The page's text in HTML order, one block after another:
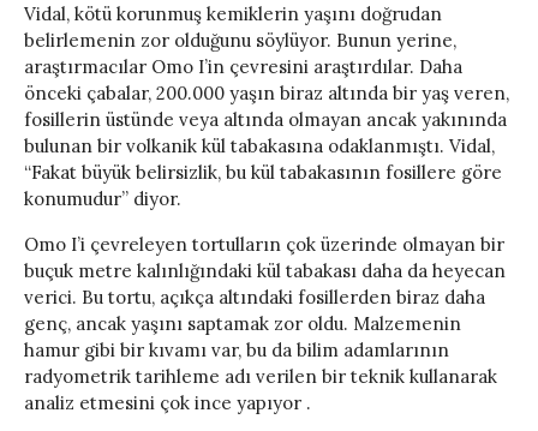
Vidal, kötü korunmuş kemiklerin yaşını doğrudan
belirlemenin zor olduğunu söylüyor. Bunun yerine,
araştırmacılar Omo I’in çevresini araştırdılar. Daha
önceki çabalar, 200.000 yaşın biraz altında bir yaş veren,
fosillerin üstünde veya altında olmayan ancak yakınında
bulunan bir volkanik kül tabakasına odaklanmıştı. Vidal,
“Fakat büyük belirsizlik, bu kül tabakasının fosillere göre
konumudur” diyor.
Omo I’i çevreleyen tortulların çok üzerinde olmayan bir
buçuk metre kalınlığındaki kül tabakası daha da heyecan
verici. Bu tortu, açıkça altındaki fosillerden biraz daha
genç, ancak yaşını saptamak zor oldu. Malzemenin
hamur gibi bir kıvamı var, bu da bilim adamlarının
radyometrik tarihleme adı verilen bir teknik kullanarak
analiz etmesini çok ince yapıyor .